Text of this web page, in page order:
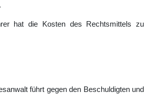
hat die Kosten des Rechtsmittels zu
führt gegen den Beschuldigten und